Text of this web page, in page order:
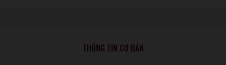
THÔNG TIN CƠ BẢN